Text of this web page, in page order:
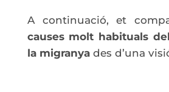
A continuació, et
causes molt habituals
la migranyades d’una